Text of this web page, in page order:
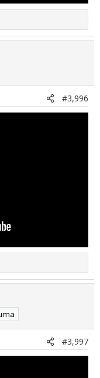
#3,996
#3,997